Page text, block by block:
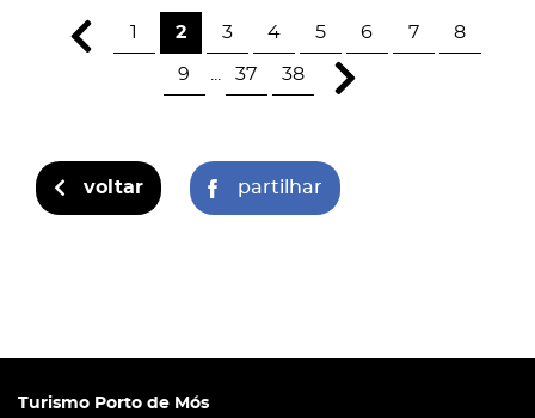
1 2 3 4 5 6 7 8
9 37 38
voltar partilhar
Turismo Porto de Mós